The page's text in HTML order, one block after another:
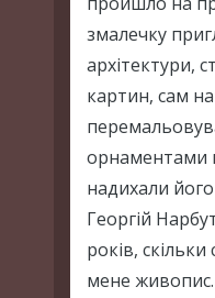
змалечку
архітектури,
картин, сам
орнаментами
надихали
Георгій
років,
мене живопис.